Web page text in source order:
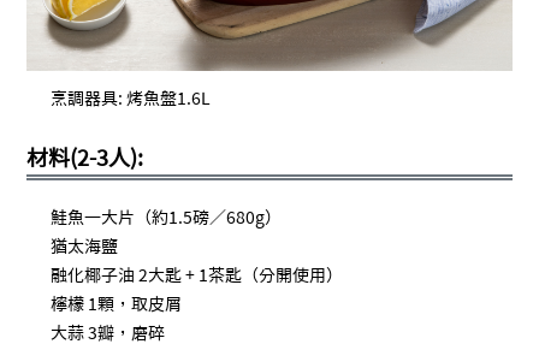
烹調器具: 烤魚盤1.6L
材料(2-3人):
鮭魚一大片（約1.5磅／680g）
猶太海鹽
融化椰子油 2大匙 + 1茶匙（分開使用）
檸檬 1顆，取皮屑
大蒜 3瓣，磨碎